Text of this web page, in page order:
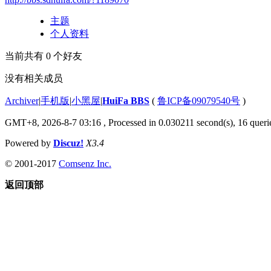
主题
个人资料
当前共有 0 个好友
没有相关成员
Archiver|手机版|小黑屋|HuiFa BBS ( 鲁ICP备09079540号 )
GMT+8, 2026-8-7 03:16 , Processed in 0.030211 second(s), 16
Powered by Discuz! X3.4
© 2001-2017 Comsenz Inc.
返回顶部